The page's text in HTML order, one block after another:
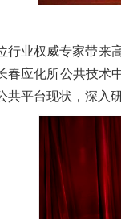
行业权威专家带来
春应化所公共技术
共平台现状，深入